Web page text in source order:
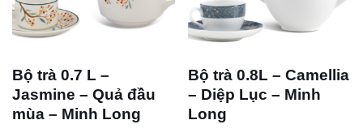
Bộ trà 0.7 L –
Jasmine – Quả đầu
mùa – Minh Long
Bộ trà 0.8L – Camellia
– Diệp Lục – Minh
Long